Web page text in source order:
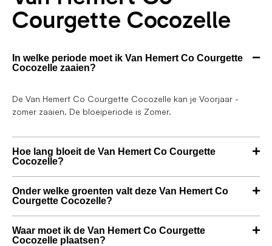
Courgette Cocozelle
In welke periode moet ik Van Hemert Co Courgette
Cocozelle zaaien?
De Van Hemert Co Courgette Cocozelle kan je Voorjaar -
zomer zaaien. De bloeiperiode is Zomer.
Hoe lang bloeit de Van Hemert Co Courgette
Cocozelle?
Onder welke groenten valt deze Van Hemert Co
Courgette Cocozelle?
Waar moet ik de Van Hemert Co Courgette
Cocozelle plaatsen?